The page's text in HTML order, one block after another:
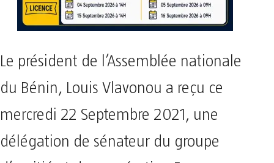
Le président de l’Assemblée nationale
du Bénin, Louis Vlavonou a reçu ce
mercredi 22 Septembre 2021, une
délégation de sénateur du groupe